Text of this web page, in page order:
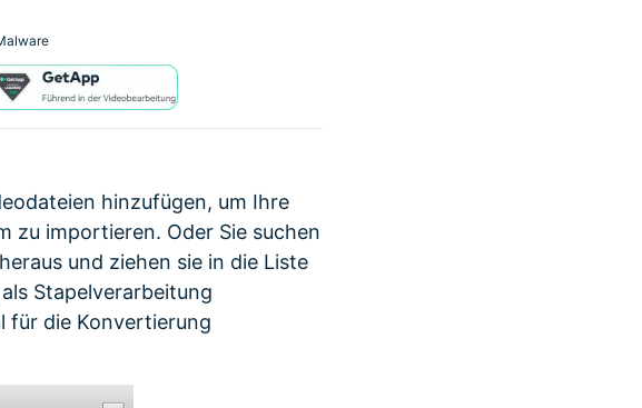
hinzufügen, um Ihre
zu importieren. Oder Sie suchen
und ziehen sie in die Liste
Stapelverarbeitung
für die Konvertierung